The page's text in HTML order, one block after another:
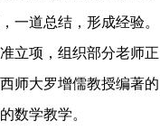
一道总结，形成经验。
立项，组织部分老师正
师大罗增儒教授编著的
数学教学。